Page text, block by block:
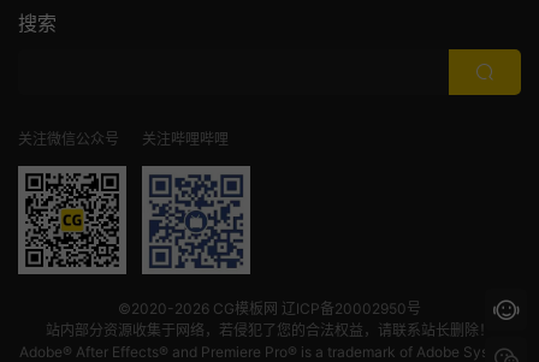
搜索
关注微信公众号 关注哔哩哔哩
©2020-2026 CG模板网 辽ICP备20002950号
站内部分资源收集于网络，若侵犯了您的合法权益，请联系站长删除！
Adobe® After Effects® and Premiere Pro® is a trademark of Adobe Systems